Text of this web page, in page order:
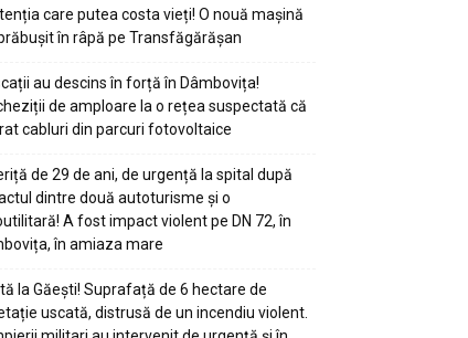
care putea costa vieți! O nouă mașină
în râpă pe Transfăgărășan
au descins în forță în Dâmbovița!
de amploare la o rețea suspectată că
cabluri din parcuri fotovoltaice
de 29 de ani, de urgență la spital după
dintre două autoturisme și o
A fost impact violent pe DN 72, în
în amiaza mare
la Găești! Suprafață de 6 hectare de
uscată, distrusă de un incendiu violent.